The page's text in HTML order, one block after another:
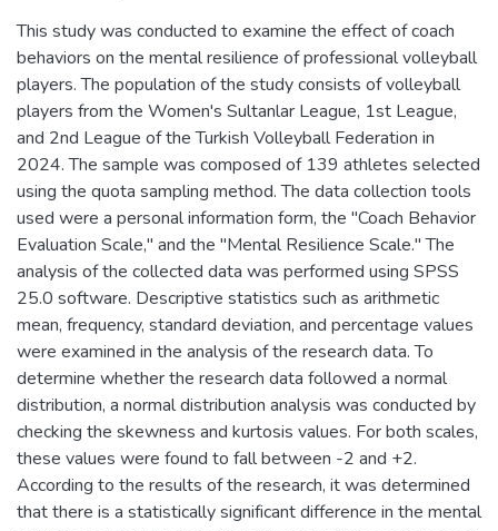
This study was conducted to examine the effect of coach
behaviors on the mental resilience of professional volleyball
players. The population of the study consists of volleyball
players from the Women's Sultanlar League, 1st League,
and 2nd League of the Turkish Volleyball Federation in
2024. The sample was composed of 139 athletes selected
using the quota sampling method. The data collection tools
used were a personal information form, the "Coach Behavior
Evaluation Scale," and the "Mental Resilience Scale." The
analysis of the collected data was performed using SPSS
25.0 software. Descriptive statistics such as arithmetic
mean, frequency, standard deviation, and percentage values
were examined in the analysis of the research data. To
determine whether the research data followed a normal
distribution, a normal distribution analysis was conducted by
checking the skewness and kurtosis values. For both scales,
these values were found to fall between -2 and +2.
According to the results of the research, it was determined
that there is a statistically significant difference in the mental